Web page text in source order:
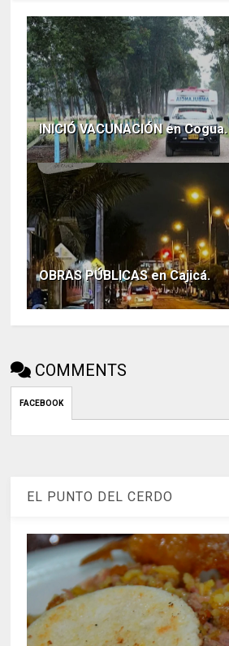
INICIÓ VACUNACIÓN en Cogua.
OBRAS PÚBLICAS en Cajicá.
COMMENTS
FACEBOOK
EL PUNTO DEL CERDO